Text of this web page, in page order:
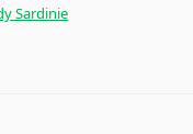
Sardinie